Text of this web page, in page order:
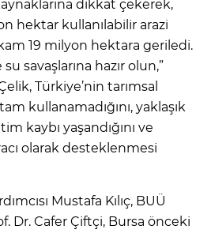
dikkat çekerek,
hektar kullanılabilir arazi
19 milyon hektara geriledi.
savaşlarına hazır olun,”
Türkiye’nin tarımsal
kullanamadığını, yaklaşık
kaybı yaşandığını ve
olarak desteklenmesi
Mustafa Kılıç, BUÜ
Dr. Cafer Çiftçi, Bursa önceki